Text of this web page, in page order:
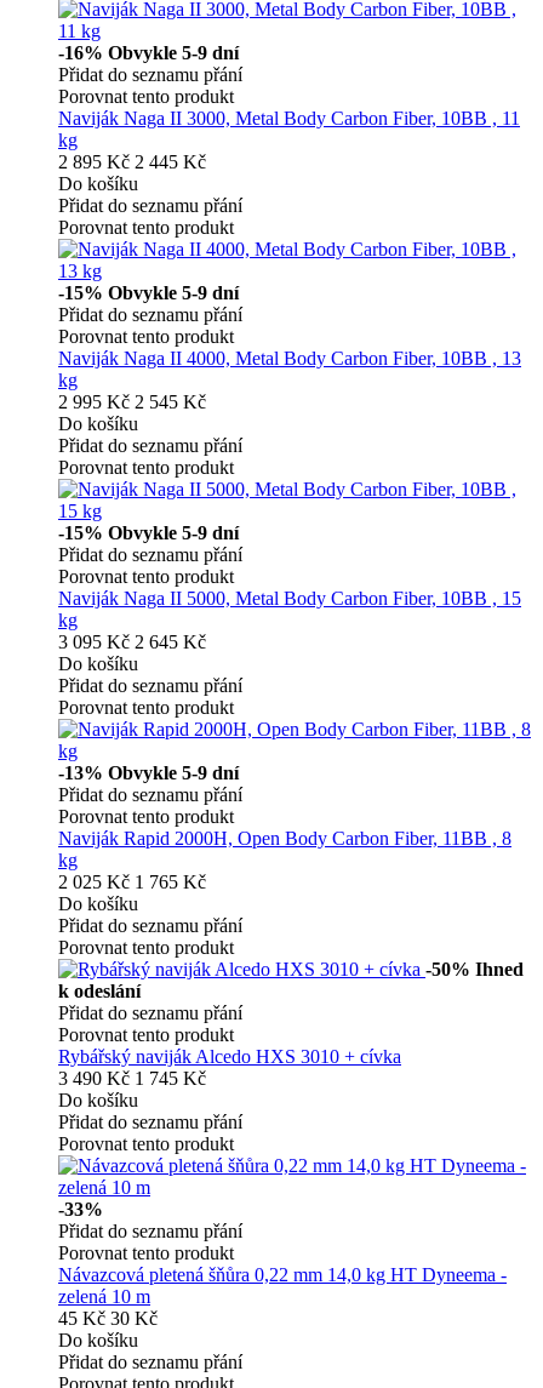
-16% Obvykle 5-9 dní
Přidat do seznamu přání
Porovnat tento produkt
Naviják Naga II 3000, Metal Body Carbon Fiber, 10BB , 11
kg
2 895 Kč 2 445 Kč
Do košíku
Přidat do seznamu přání
Porovnat tento produkt
-15% Obvykle 5-9 dní
Přidat do seznamu přání
Porovnat tento produkt
Naviják Naga II 4000, Metal Body Carbon Fiber, 10BB , 13
kg
2 995 Kč 2 545 Kč
Do košíku
Přidat do seznamu přání
Porovnat tento produkt
-15% Obvykle 5-9 dní
Přidat do seznamu přání
Porovnat tento produkt
Naviják Naga II 5000, Metal Body Carbon Fiber, 10BB , 15
kg
3 095 Kč 2 645 Kč
Do košíku
Přidat do seznamu přání
Porovnat tento produkt
-13% Obvykle 5-9 dní
Přidat do seznamu přání
Porovnat tento produkt
Naviják Rapid 2000H, Open Body Carbon Fiber, 11BB , 8
kg
2 025 Kč 1 765 Kč
Do košíku
Přidat do seznamu přání
Porovnat tento produkt
-50% Ihned
k odeslání
Přidat do seznamu přání
Porovnat tento produkt
Rybářský naviják Alcedo HXS 3010 + cívka
3 490 Kč 1 745 Kč
Do košíku
Přidat do seznamu přání
Porovnat tento produkt
-33%
Přidat do seznamu přání
Porovnat tento produkt
Návazcová pletená šňůra 0,22 mm 14,0 kg HT Dyneema -
zelená 10 m
45 Kč 30 Kč
Do košíku
Přidat do seznamu přání
Porovnat tento produkt